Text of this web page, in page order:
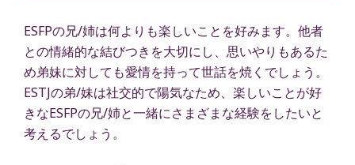
ESFPの兄/姉は何よりも楽しいことを好みます。他者
との情緒的な結びつきを大切にし、思いやりもあるた
め弟妹に対しても愛情を持って世話を焼くでしょう。
ESTJの弟/妹は社交的で陽気なため、楽しいことが好
きなESFPの兄/姉と一緒にさまざまな経験をしたいと
考えるでしょう。